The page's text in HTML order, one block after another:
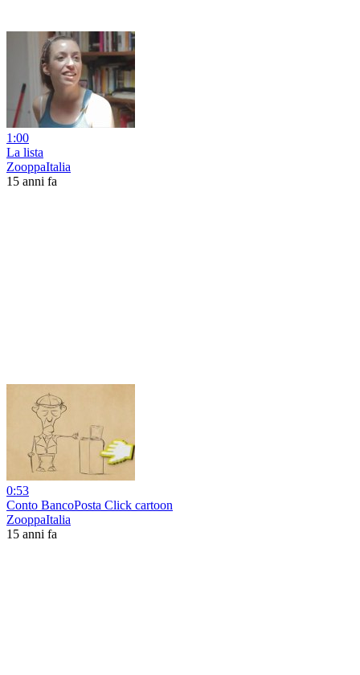
1:00
La lista
ZooppaItalia
15 anni fa
0:53
Conto BancoPosta Click cartoon
ZooppaItalia
15 anni fa